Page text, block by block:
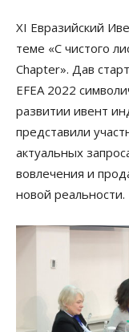
XI Евразийский
теме «С чистого
Chapter». Дав
EFEA 2022
развитии ивент
представили
актуальных
вовлечения и
новой реальности.